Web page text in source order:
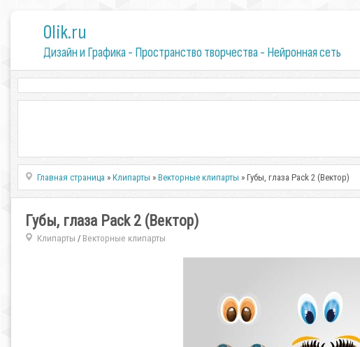
0lik.ru
Дизайн и Графика - Пространство творчества - Нейронная сеть
Главная страница »Клипарты »Векторные клипарты » Губы, глаза Pack 2 (Вектор)
Губы, глаза Pack 2 (Вектор)
Клипарты / Векторные клипарты